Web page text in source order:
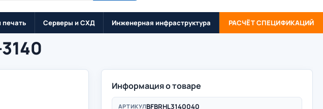
Серверы и СХД Инженерная инфраструктура РАСЧЁТ СПЕЦИФИКАЦИЙ
Информация о товаре
АРТИКУЛBFBRHL3140040